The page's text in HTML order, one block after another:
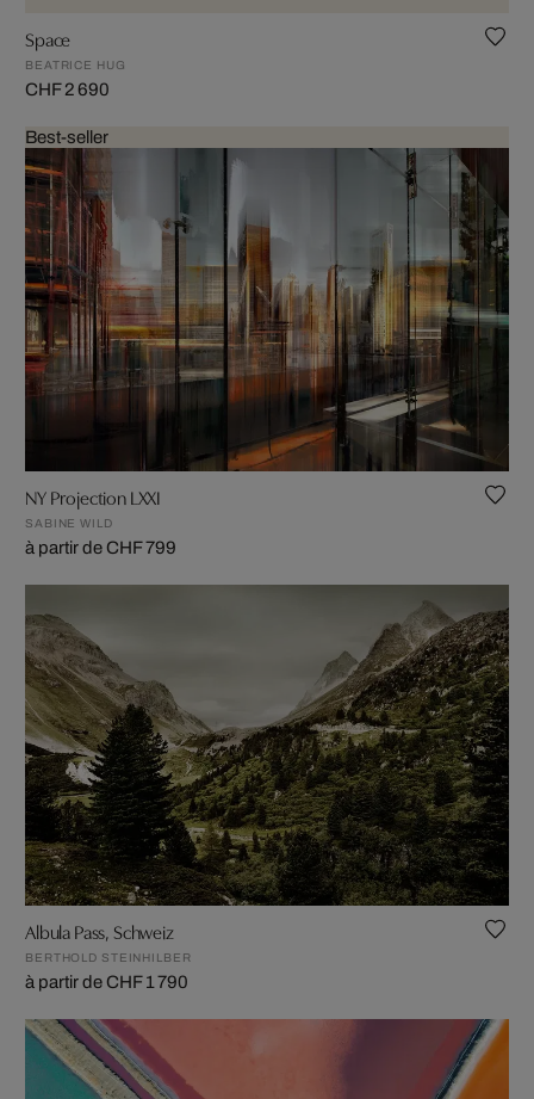
Space
BEATRICE HUG
CHF 2 690
Best-seller
NY Projection LXXI
SABINE WILD
à partir de CHF 799
Albula Pass, Schweiz
BERTHOLD STEINHILBER
à partir de CHF 1 790